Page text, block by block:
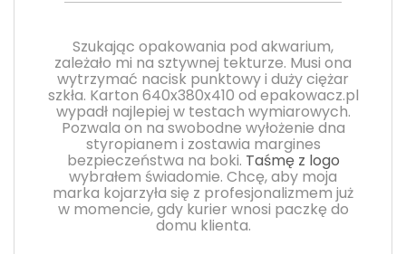
Szukając opakowania pod akwarium,
zależało mi na sztywnej tekturze. Musi ona
wytrzymać nacisk punktowy i duży ciężar
szkła. Karton 640x380x410 od epakowacz.pl
wypadł najlepiej w testach wymiarowych.
Pozwala on na swobodne wyłożenie dna
styropianem i zostawia margines
bezpieczeństwa na boki. Taśmę z logo
wybrałem świadomie. Chcę, aby moja
marka kojarzyła się z profesjonalizmem już
w momencie, gdy kurier wnosi paczkę do
domu klienta.